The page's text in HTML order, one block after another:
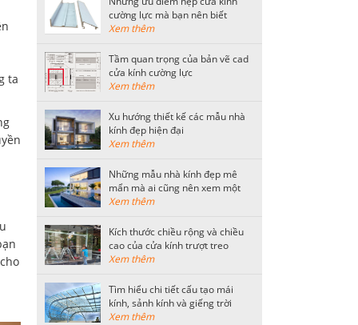
ta
cường lực mà bạn nên biết
Xem thêm
Tầm quan trọng của bản vẽ cad
cửa kính cường lực
Xem thêm
Xu hướng thiết kế các mẫu nhà
kính đẹp hiện đại
Xem thêm
Những mẫu nhà kính đẹp mê
mẩn mà ai cũng nên xem một
lần
Xem thêm
Kích thước chiều rộng và chiều
cao của cửa kính trượt treo
thông dụng
Xem thêm
Tìm hiểu chi tiết cấu tạo mái
kính, sảnh kính và giếng trời
bằng kính cường lực
Xem thêm